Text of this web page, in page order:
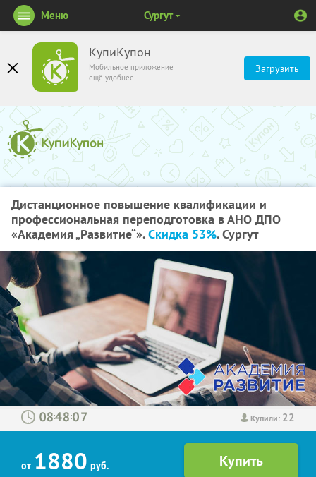
КупиКупон
Мобильное приложение
ещё удобнее
Загрузить
Меню Сургут
Дистанционное повышение квалификации и
профессиональная переподготовка в АНО ДПО
«Академия „Развитие“».Скидка 53%. Сургут
Купили: 22
: :
от 1880 руб.